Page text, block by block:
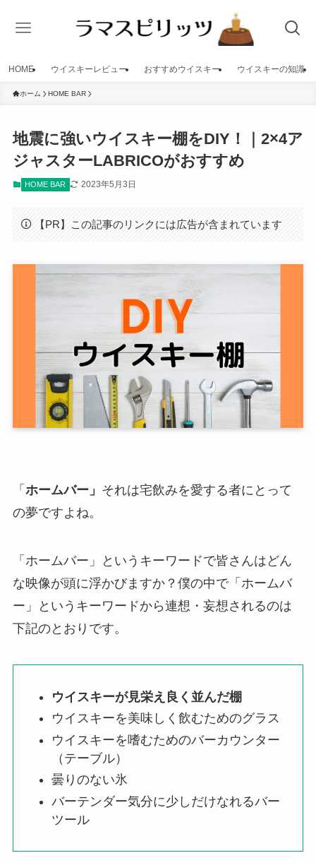
HOME ウイスキーレビュー おすすめウイスキー ウイスキーの知識
ホーム HOME BAR
地震に強いウイスキー棚をDIY！｜2×4ア
ジャスターLABRICOがおすすめ
HOME BAR 2023年5月3日
【PR】この記事のリンクには広告が含まれています
「 ホームバー」 それは宅飲みを愛する者にとって
の夢ですよね。
「ホームバー」というキーワードで皆さんはどん
な映像が頭に浮かびますか？僕の中で「ホームバ
ー」というキーワードから連想・妄想されるのは
下記のとおりです。
ウイスキーが見栄え良く並んだ棚
ウイスキーを美味しく飲むためのグラス
ウイスキーを嗜むためのバーカウンター
（テーブル）
曇りのない氷
バーテンダー気分に少しだけなれるバー
ツール